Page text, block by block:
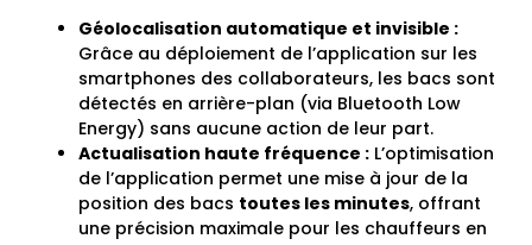
Géolocalisation automatique et invisible :
Grâce au déploiement de l’application sur les
smartphones des collaborateurs, les bacs sont
détectés en arrière-plan (via Bluetooth Low
Energy) sans aucune action de leur part.
Actualisation haute fréquence : L’optimisation
de l’application permet une mise à jour de la
position des bacs toutes les minutes, offrant
une précision maximale pour les chauffeurs en